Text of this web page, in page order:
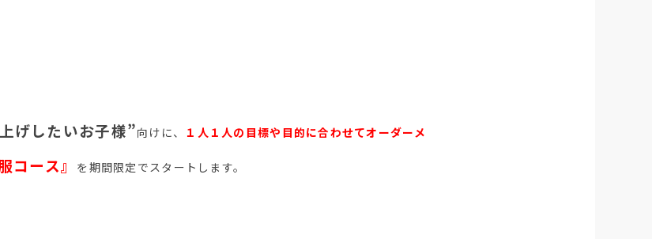
げしたいお子様”向けに、 １人１人の目標や目的に合わせてオーダーメ
コース』 を期間限定でスタートします。